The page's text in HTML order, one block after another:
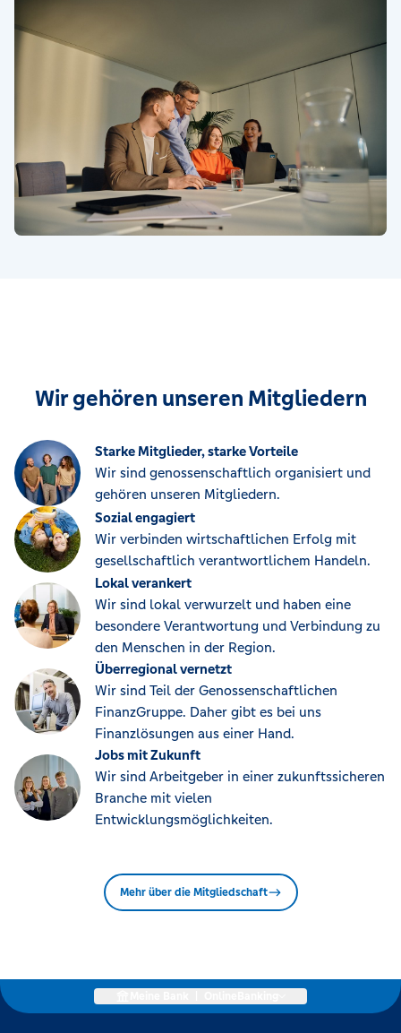
Wir gehören unseren Mitgliedern
Starke Mitglieder, starke Vorteile
Wir sind genossenschaftlich organisiert und
gehören unseren Mitgliedern.
Sozial engagiert
Wir verbinden wirtschaftlichen Erfolg mit
gesellschaftlich verantwortlichem Handeln.
Lokal verankert
Wir sind lokal verwurzelt und haben eine
besondere Verantwortung und Verbindung zu
den Menschen in der Region.
Überregional vernetzt
Wir sind Teil der Genossenschaftlichen
FinanzGruppe. Daher gibt es bei uns
Finanzlösungen aus einer Hand.
Jobs mit Zukunft
Wir sind Arbeitgeber in einer zukunftssicheren
Branche mit vielen
Entwicklungsmöglichkeiten.
Mehr über die Mitgliedschaft